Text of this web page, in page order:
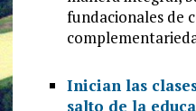
fundacionales de
Inician las
salto de la